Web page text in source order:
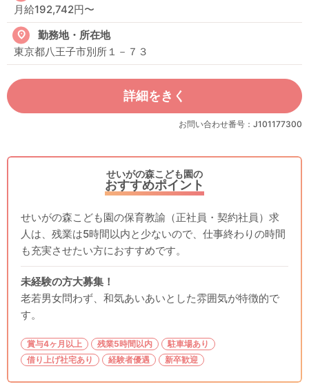
月給192,742円〜
勤務地・所在地
東京都八王子市別所１－７３
詳細をきく
お問い合わせ番号：J101177300
せいがの森こども園の
おすすめポイント
せいがの森こども園の保育教諭（正社員・契約社員）求
人は、残業は5時間以内と少ないので、仕事終わりの時間
も充実させたい方におすすめです。
未経験の方大募集！
老若男女問わず、和気あいあいとした雰囲気が特徴的で
す。
賞与4ヶ月以上 残業5時間以内
駐車場あり
借り上げ社宅あり
経験者優遇 新卒歓迎